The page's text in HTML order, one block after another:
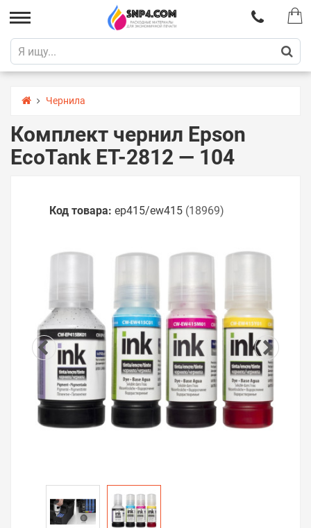
Чернила
Комплект чернил Epson
EcoTank ET-2812 — 104
Код товара: ep415/ew415 (18969)